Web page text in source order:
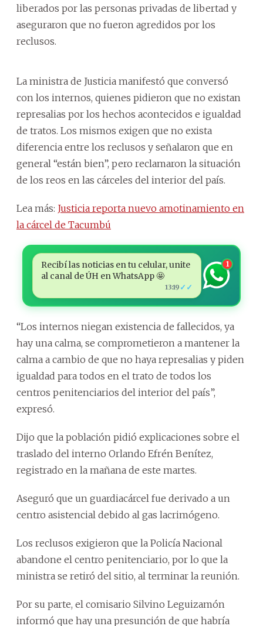
liberados por las personas privadas de libertad y
aseguraron que no fueron agredidos por los
reclusos.
La ministra de Justicia manifestó que conversó
con los internos, quienes pidieron que no existan
represalias por los hechos acontecidos e igualdad
de tratos. Los mismos exigen que no exista
diferencia entre los reclusos y señalaron que en
general “están bien”, pero reclamaron la situación
de los reos en las cárceles del interior del país.
Lea más: Justicia reporta nuevo amotinamiento en
la cárcel de Tacumbú
Recibí las noticias en tu celular, unite
al canal de ÚH en WhatsApp 🤩
13:19 ✓✓
1
“Los internos niegan existencia de fallecidos, ya
hay una calma, se comprometieron a mantener la
calma a cambio de que no haya represalias y piden
igualdad para todos en el trato de todos los
centros penitenciarios del interior del país”,
expresó.
Dijo que la población pidió explicaciones sobre el
traslado del interno Orlando Efrén Benítez,
registrado en la mañana de este martes.
Aseguró que un guardiacárcel fue derivado a un
centro asistencial debido al gas lacrimógeno.
Los reclusos exigieron que la Policía Nacional
abandone el centro penitenciario, por lo que la
ministra se retiró del sitio, al terminar la reunión.
Por su parte, el comisario Silvino Leguizamón
informó que hay una presunción de que habría